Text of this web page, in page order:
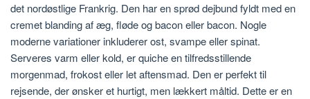
det nordøstlige Frankrig. Den har en sprød dejbund fyldt med en
cremet blanding af æg, fløde og bacon eller bacon. Nogle
moderne variationer inkluderer ost, svampe eller spinat.
Serveres varm eller kold, er quiche en tilfredsstillende
morgenmad, frokost eller let aftensmad. Den er perfekt til
rejsende, der ønsker et hurtigt, men lækkert måltid. Dette er en